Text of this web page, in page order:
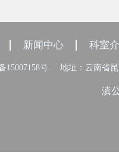
新闻中心 科室
15007158号 地址：云南省
滇